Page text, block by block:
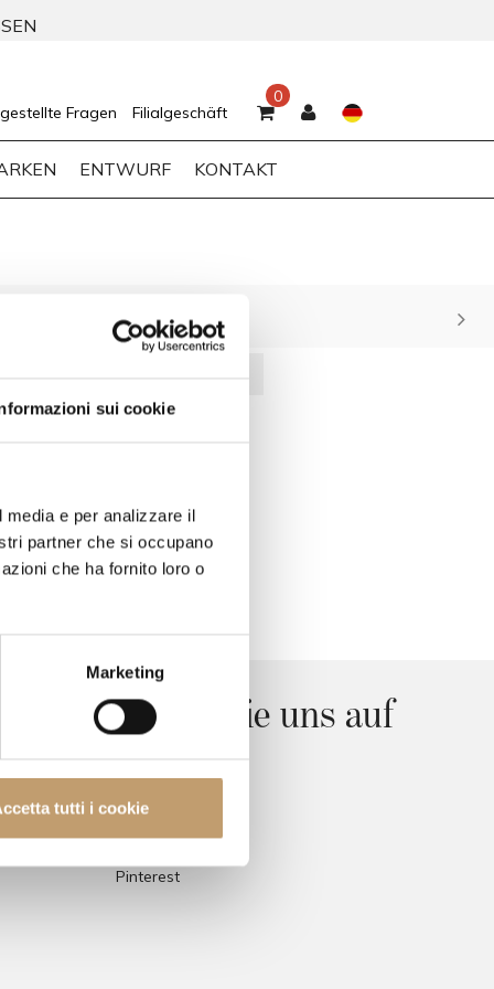
sui cookie
e per analizzare il
partner che si occupano
che ha fornito loro o
Marketing
tutti i cookie
0
Fragen Filialgeschäft
ENTWURF KONTAKT
Folgen Sie uns auf
social
Facebook
Instagram
Pinterest